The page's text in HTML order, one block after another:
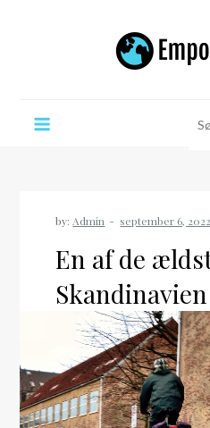
by: Admin
En af de
Skandinavien